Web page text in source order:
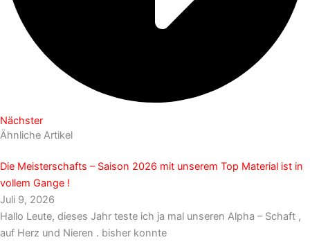
Nächster
Ähnliche Artikel
Die Meisterschafts – Saison 2026 mit unserem Top Material ist in
vollem Gange !
Juli 9, 2026
Hallo Leute, dieses Jahr teste ich ja mal unseren Alpha – Schaft ,
auf Herz und Nieren . bisher konnte